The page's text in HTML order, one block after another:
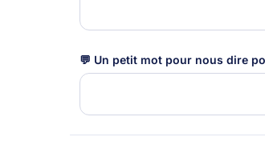
💬 Un petit mot pour nous dire